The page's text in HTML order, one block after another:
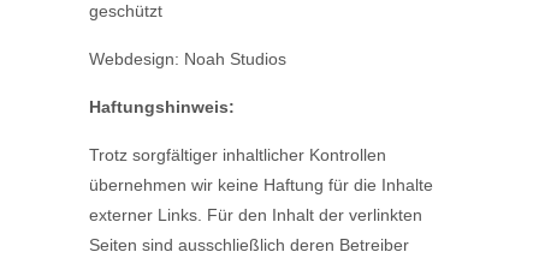
geschützt
Webdesign: Noah Studios
Haftungshinweis:
Trotz sorgfältiger inhaltlicher Kontrollen
übernehmen wir keine Haftung für die Inhalte
externer Links. Für den Inhalt der verlinkten
Seiten sind ausschließlich deren Betreiber